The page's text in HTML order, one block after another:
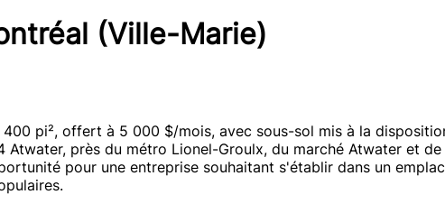
(Ville-Marie)
pi², offert à 5 000 $/mois, avec sous-sol mis à la
Atwater, près du métro Lionel-Groulx, du marché Atwater et
pour une entreprise souhaitant s'établir dans un